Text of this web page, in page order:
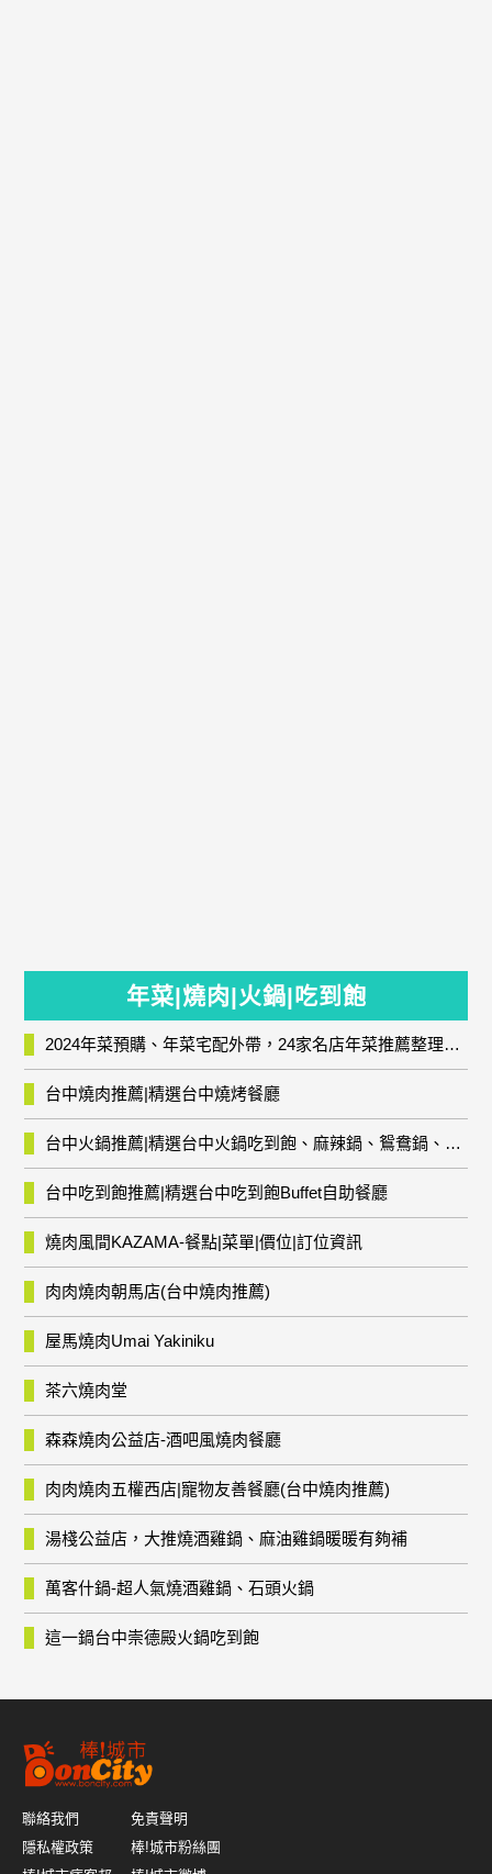
年菜|燒肉|火鍋|吃到飽
2024年菜預購、年菜宅配外帶，24家名店年菜推薦整理，圍爐輕鬆上菜團圓趣
台中燒肉推薦|精選台中燒烤餐廳
台中火鍋推薦|精選台中火鍋吃到飽、麻辣鍋、鴛鴦鍋、石頭火鍋、酸菜白肉鍋、海鮮鍋、燒酒雞、麻油雞、壽喜燒等熱門人氣火鍋店!
台中吃到飽推薦|精選台中吃到飽Buffet自助餐廳
燒肉風間KAZAMA-餐點|菜單|價位|訂位資訊
肉肉燒肉朝馬店(台中燒肉推薦)
屋馬燒肉Umai Yakiniku
茶六燒肉堂
森森燒肉公益店-酒吧風燒肉餐廳
肉肉燒肉五權西店|寵物友善餐廳(台中燒肉推薦)
湯棧公益店，大推燒酒雞鍋、麻油雞鍋暖暖有夠補
萬客什鍋-超人氣燒酒雞鍋、石頭火鍋
這一鍋台中崇德殿火鍋吃到飽
聯絡我們
免責聲明
隱私權政策
棒!城市粉絲團